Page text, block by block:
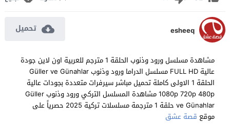
esheeq تحميل
مشاهدة مسلسل ورود وذنوب الحلقة 1 مترجم للعربية اون لاين جودة
عالية FULL HD مسلسل الدراما ورود وذنوب Güller ve Günahlar
الحلقة 1 الاولى كاملة تحميل مباشر سيرفرات متعددة بجودات عالية
1080p 720p 480p مشاهدة المسلسل التركي ورود وذنوب Güller
ve Günahlar حلقة 1 مترجمة مسلسلات تركية 2025 حصرياً على
موقع قصة عشق